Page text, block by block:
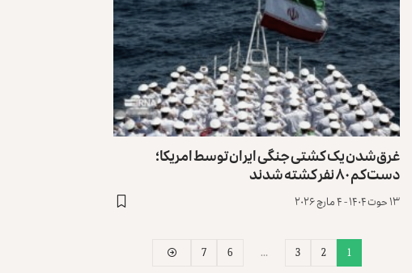
غرق‌شدن یک کشتی جنگی ایران توسط امریکا؛
دست‌کم ۸۰ نفر کشته شدند
۱۳ حوت ۱۴۰۴ - ۴ مارچ ۲۰۲۶
1
2
3
…
6
7